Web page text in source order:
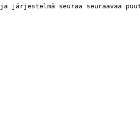
järjestelmä seuraa seuraavaa